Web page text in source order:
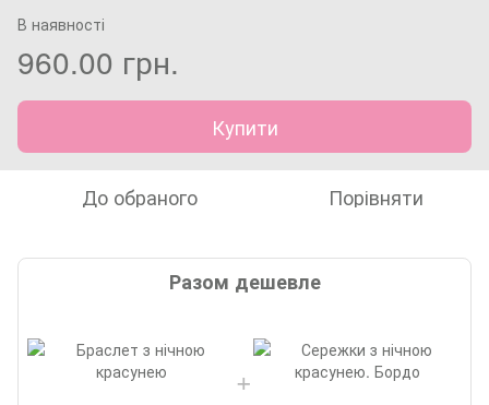
В наявності
960.00 грн.
Купити
До обраного Порівняти
Разом дешевле